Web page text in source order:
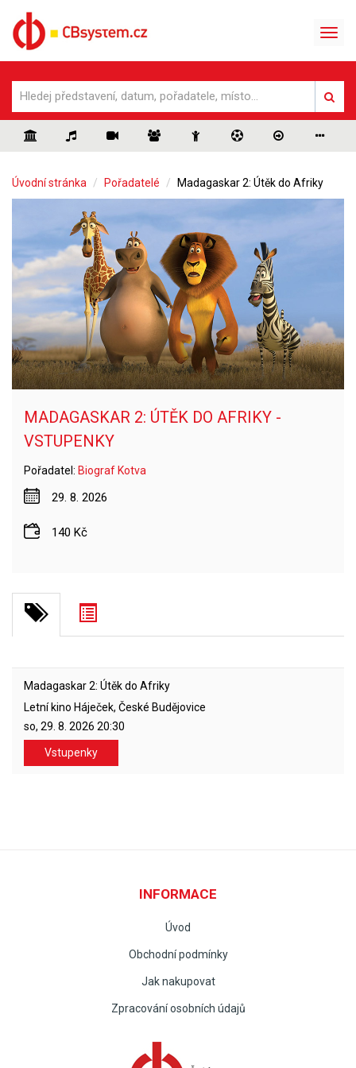
Úvodní stránka Pořadatelé Madagaskar 2: Útěk do Afriky
MADAGASKAR 2: ÚTĚK DO AFRIKY -
VSTUPENKY
Pořadatel: Biograf Kotva
29. 8. 2026
140 Kč
Madagaskar 2: Útěk do Afriky
Letní kino Háječek, České Budějovice
so, 29. 8. 2026 20:30
Vstupenky
INFORMACE
Úvod
Obchodní podmínky
Jak nakupovat
Zpracování osobních údajů